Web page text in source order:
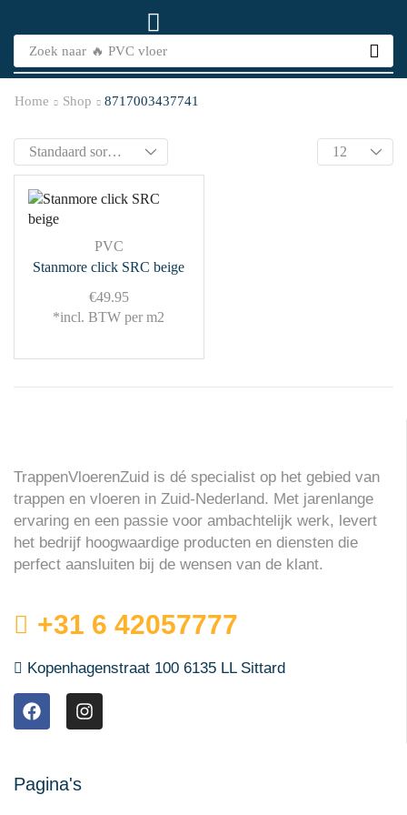
Zoek naar 🔥 PVC vloer
Home Shop 8717003437741
PVC
Stanmore click SRC beige
€49.95
*incl. BTW per m2
TrappenVloerenZuid is dé specialist op het gebied van
trappen en vloeren in Zuid-Nederland. Met jarenlange
ervaring en een passie voor ambachtelijk werk, levert
het bedrijf hoogwaardige producten en diensten die
perfect aansluiten bij de wensen van de klant.
+31 6 42057777
Kopenhagenstraat 100 6135 LL Sittard
Pagina's